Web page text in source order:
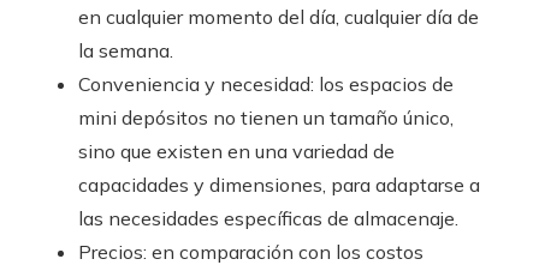
en cualquier momento del día, cualquier día de
la semana.
Conveniencia y necesidad: los espacios de
mini depósitos no tienen un tamaño único,
sino que existen en una variedad de
capacidades y dimensiones, para adaptarse a
las necesidades específicas de almacenaje.
Precios: en comparación con los costos